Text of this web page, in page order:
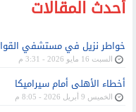
الراحل نجيب المستكاوي.
أحدث المقالات
خواطر نزيل في مستشفي
السبت 16 مايو 2026 - 3:31 م
أخطاء الأهلى أمام سيراميكا
الخميس 9 أبريل 2026 - 8:05 م